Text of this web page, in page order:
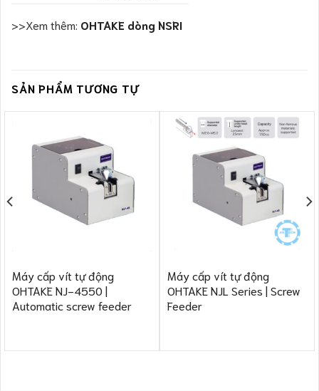
>>Xem thêm: OHTAKE dòng NSRI
SẢN PHẨM TƯƠNG TỰ
Máy cấp vít tự động
OHTAKE NJ-4550 |
Automatic screw feeder
Máy cấp vít tự động
OHTAKE NJL Series | Screw
Feeder